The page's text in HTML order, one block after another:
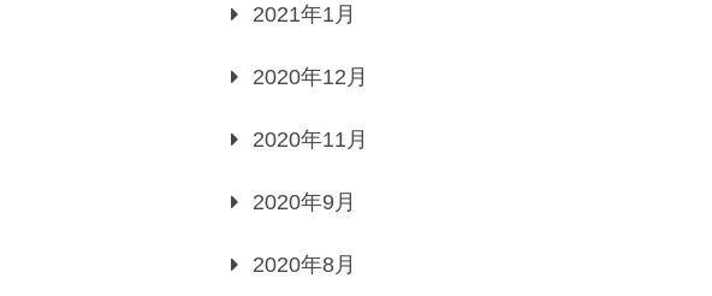
2021年1月
2020年12月
2020年11月
2020年9月
2020年8月